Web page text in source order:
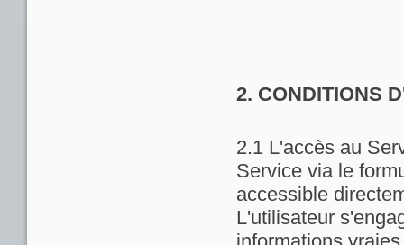
2. CONDITIONS
2.1 L'accès au
Service via le
accessible
L'utilisateur